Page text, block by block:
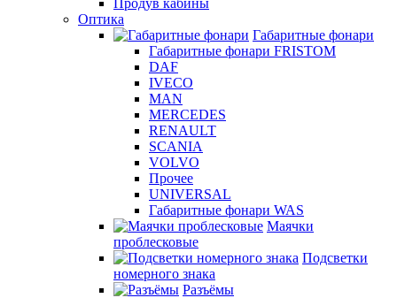
Продув кабины
Оптика
Габаритные фонари
Габаритные фонари FRISTOM
DAF
IVECO
MAN
MERCEDES
RENAULT
SCANIA
VOLVO
Прочее
UNIVERSAL
Габаритные фонари WAS
Маячки
проблесковые
Подсветки
номерного знака
Разъёмы